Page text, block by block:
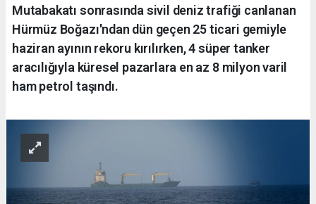
Mutabakatı sonrasında sivil deniz trafiği canlanan
Hürmüz Boğazı'ndan dün geçen 25 ticari gemiyle
haziran ayının rekoru kırılırken, 4 süper tanker
aracılığıyla küresel pazarlara en az 8 milyon varil
ham petrol taşındı.